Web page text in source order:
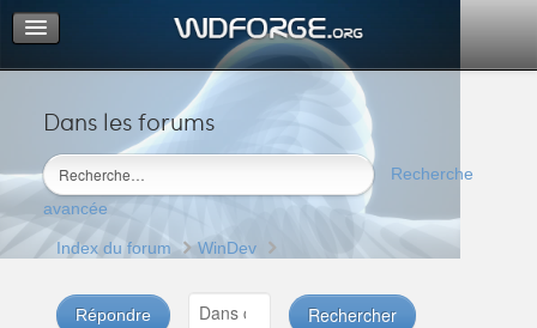
Dans les forums
Recherche
avancée
Portail
Index du forum
M’enregistrer
Connexion
Index du forum WinDev
Répondre